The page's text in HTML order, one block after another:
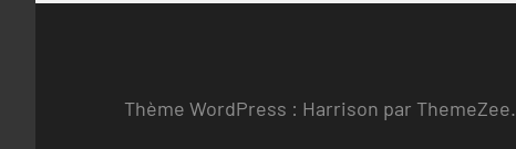
Thème WordPress : Harrison par ThemeZee.